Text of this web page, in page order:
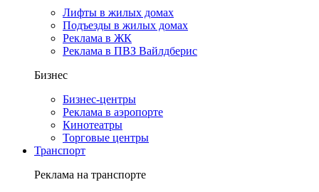
Лифты в жилых домах
Подъезды в жилых домах
Реклама в ЖК
Реклама в ПВЗ Вайлдберис
Бизнес
Бизнес-центры
Реклама в аэропорте
Кинотеатры
Торговые центры
Транспорт
Реклама на транспорте